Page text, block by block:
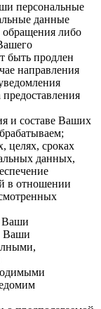
персональные
данные
обращения либо
быть продлен
направления
и составе Ваших
целях, сроках
данных,
в отношении
Ваши
Ваши